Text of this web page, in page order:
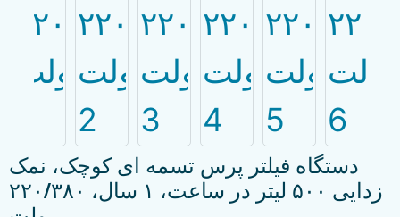
دستگاه فیلتر پرس تسمه ای کوچک، نمک
زدایی ۵۰۰ لیتر در ساعت، ۱ سال، ۲۲۰/۳۸۰